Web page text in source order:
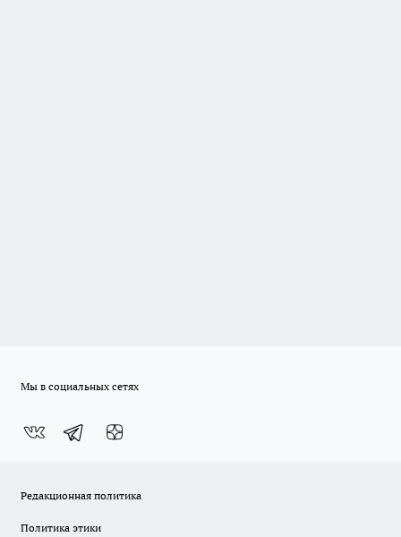
Мы в социальных сетях
Редакционная политика
Политика этики